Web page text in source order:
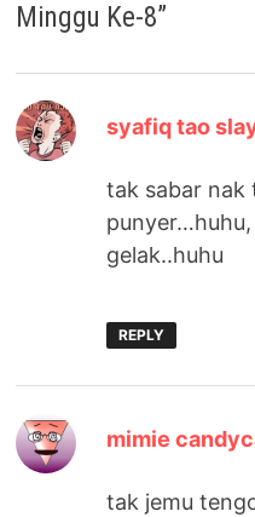
Minggu Ke-8”
syafiq tao
tak sabar nak
gelak..huhu
REPLY
mimie
tak jemu